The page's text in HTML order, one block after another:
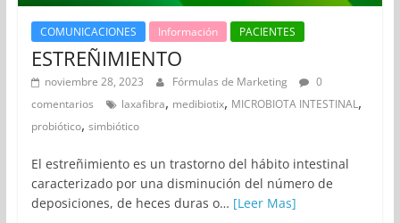
COMUNICACIONES Información PACIENTES
ESTREÑIMIENTO
noviembre 28, 2023 Fórmulas de Marketing
0
comentarios
laxafibra, medibiotix, MICROBIOTA INTESTINAL,
probiótico, simbiótico
El estreñimiento es un trastorno del hábito intestinal
caracterizado por una disminución del número de
deposiciones, de heces duras o… [Leer Mas]